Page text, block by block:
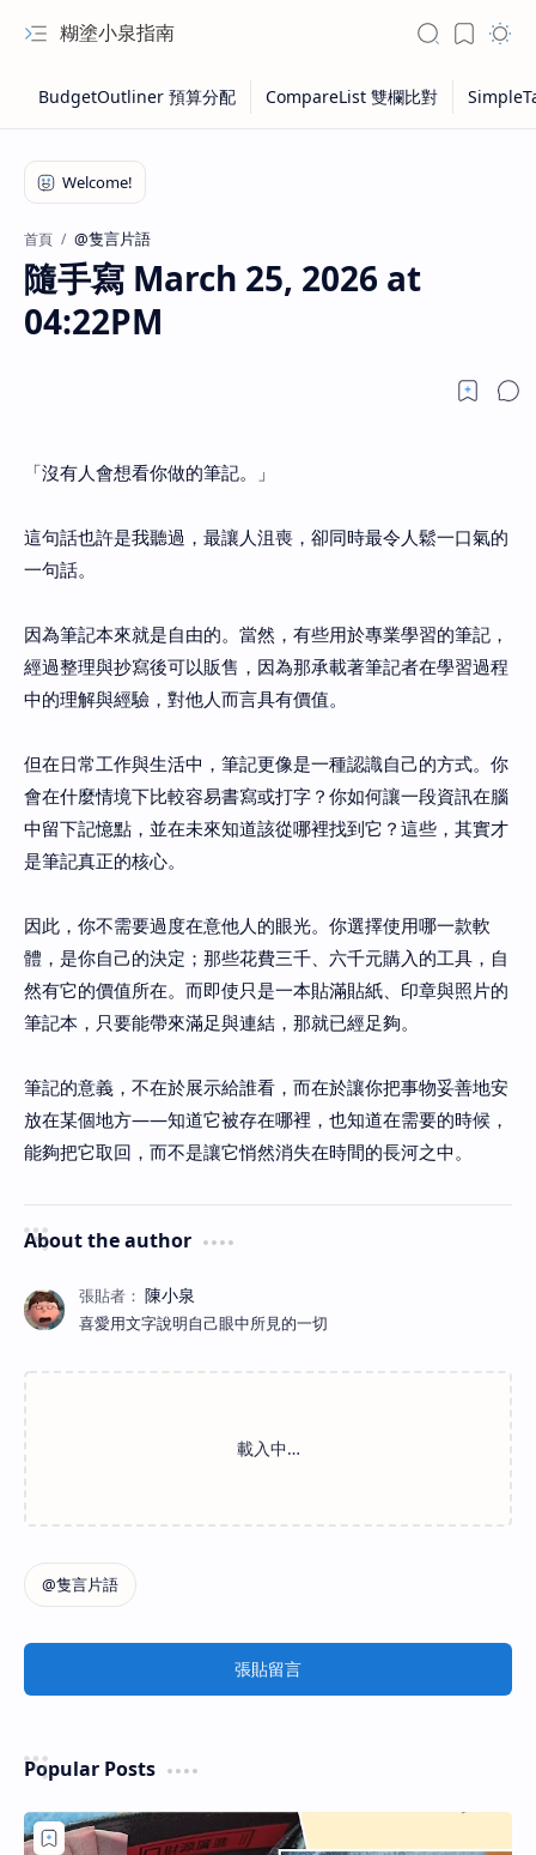
糊塗小泉指南
首頁 @隻言片語
隨手寫 March 25, 2026 at
04:22PM
「沒有人會想看你做的筆記。」
這句話也許是我聽過，最讓人沮喪，卻同時最令人鬆一口氣的
一句話。
因為筆記本來就是自由的。當然，有些用於專業學習的筆記，
經過整理與抄寫後可以販售，因為那承載著筆記者在學習過程
中的理解與經驗，對他人而言具有價值。
但在日常工作與生活中，筆記更像是一種認識自己的方式。你
會在什麼情境下比較容易書寫或打字？你如何讓一段資訊在腦
中留下記憶點，並在未來知道該從哪裡找到它？這些，其實才
是筆記真正的核心。
因此，你不需要過度在意他人的眼光。你選擇使用哪一款軟
體，是你自己的決定；那些花費三千、六千元購入的工具，自
然有它的價值所在。而即使只是一本貼滿貼紙、印章與照片的
筆記本，只要能帶來滿足與連結，那就已經足夠。
筆記的意義，不在於展示給誰看，而在於讓你把事物妥善地安
放在某個地方——知道它被存在哪裡，也知道在需要的時候，
能夠把它取回，而不是讓它悄然消失在時間的長河之中。
About the author
喜愛用文字說明自己眼中所見的一切
張貼留言
Popular Posts